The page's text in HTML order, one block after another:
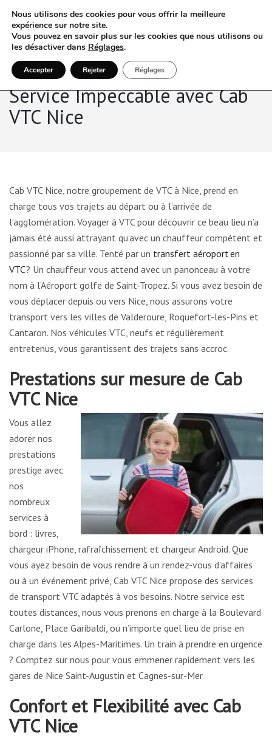
Service Impeccable avec Cab
VTC Nice
Cab VTC Nice, notre groupement de VTC à Nice, prend en
charge tous vos trajets au départ ou à l’arrivée de
l’agglomération. Voyager à VTC pour découvrir ce beau lieu n’a
jamais été aussi attrayant qu’avec un chauffeur compétent et
passionné par sa ville. Tenté par un transfert aéroport en
VTC? Un chauffeur vous attend avec un panonceau à votre
nom à l’Aéroport golfe de Saint-Tropez. Si vous avez besoin de
vous déplacer depuis ou vers Nice, nous assurons votre
transport vers les villes de Valderoure, Roquefort-les-Pins et
Cantaron. Nos véhicules VTC, neufs et régulièrement
entretenus, vous garantissent des trajets sans accroc.
Prestations sur mesure de Cab
VTC Nice
Vous allez
adorer nos
prestations
prestige avec
nos
nombreux
services à
bord : livres,
chargeur iPhone, rafraîchissement et chargeur Android. Que
vous ayez besoin de vous rendre à un rendez-vous d’affaires
ou à un événement privé, Cab VTC Nice propose des services
de transport VTC adaptés à vos besoins. Notre service est
toutes distances, nous vous prenons en charge à la Boulevard
Carlone, Place Garibaldi, ou n’importe quel lieu de prise en
charge dans les Alpes-Maritimes. Un train à prendre en urgence
? Comptez sur nous pour vous emmener rapidement vers les
gares de Nice Saint-Augustin et Cagnes-sur-Mer.
Confort et Flexibilité avec Cab
VTC Nice
Nous utilisons des cookies pour vous offrir la meilleure
expérience sur notre site.
Vous pouvez en savoir plus sur les cookies que nous utilisons ou
les désactiver dans Réglages.
Accepter Rejeter Réglages